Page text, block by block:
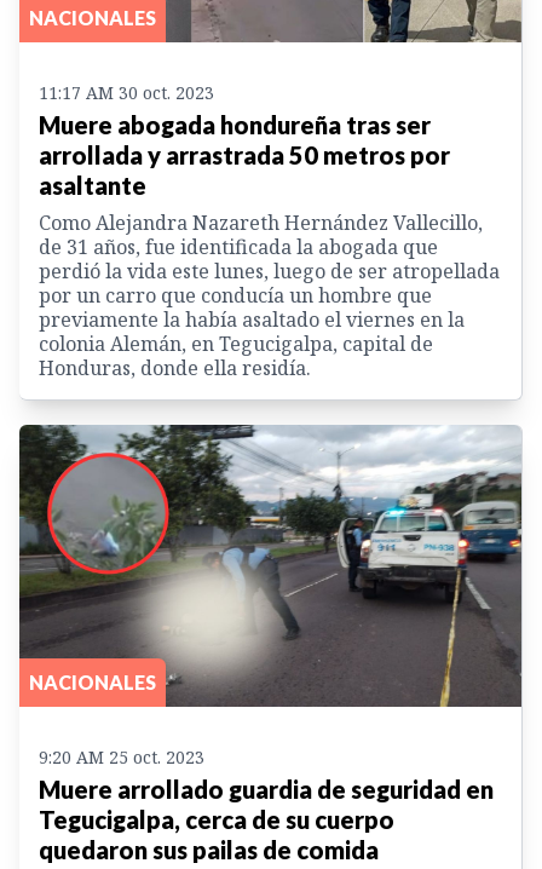
NACIONALES
11:17 AM 30 oct. 2023
Muere abogada hondureña tras ser
arrollada y arrastrada 50 metros por
asaltante
Como Alejandra Nazareth Hernández Vallecillo,
de 31 años, fue identificada la abogada que
perdió la vida este lunes, luego de ser atropellada
por un carro que conducía un hombre que
previamente la había asaltado el viernes en la
colonia Alemán, en Tegucigalpa, capital de
Honduras, donde ella residía.
NACIONALES
9:20 AM 25 oct. 2023
Muere arrollado guardia de seguridad en
Tegucigalpa, cerca de su cuerpo
quedaron sus pailas de comida